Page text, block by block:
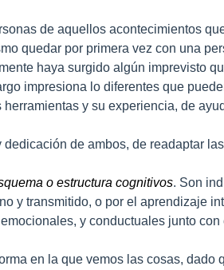
de aquellos acontecimientos
quedar por primera vez con una
haya surgido algún imprevisto
impresiona lo diferentes que
y su experiencia, de
de ambos, de readaptar
o estructura cognitivos. Son
y transmitido, o por el aprendizaje
y conductuales junto
en la que vemos las cosas,